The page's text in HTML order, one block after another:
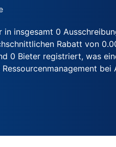
insgesamt 0
Rabatt von
0 Bieter registriert, was